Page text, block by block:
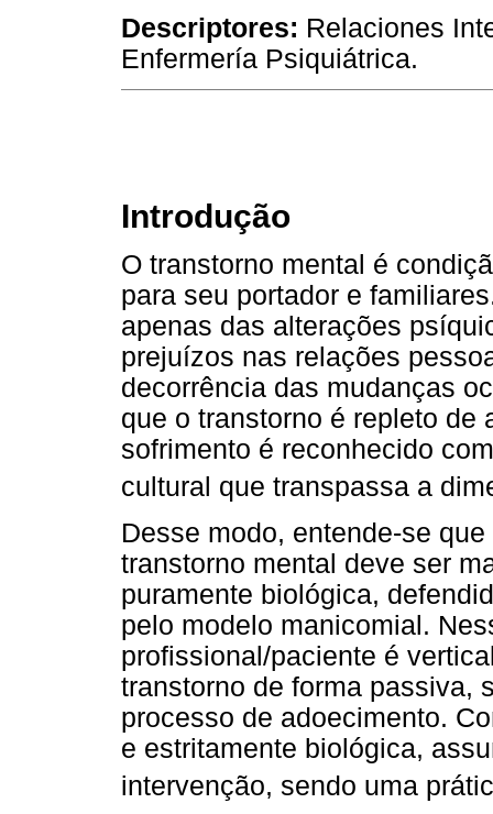
Descriptores: Relaciones
Enfermería Psiquiátrica.
Introdução
O transtorno mental é
para seu portador e
apenas das alterações
prejuízos nas relações
decorrência das mudanças
que o transtorno é repleto de
sofrimento é reconhecido
cultural que transpassa a
Desse modo, entende-se
transtorno mental deve ser
puramente biológica,
pelo modelo manicomial.
profissional/paciente é
transtorno de forma passiva,
processo de adoecimento.
e estritamente biológica,
intervenção, sendo uma